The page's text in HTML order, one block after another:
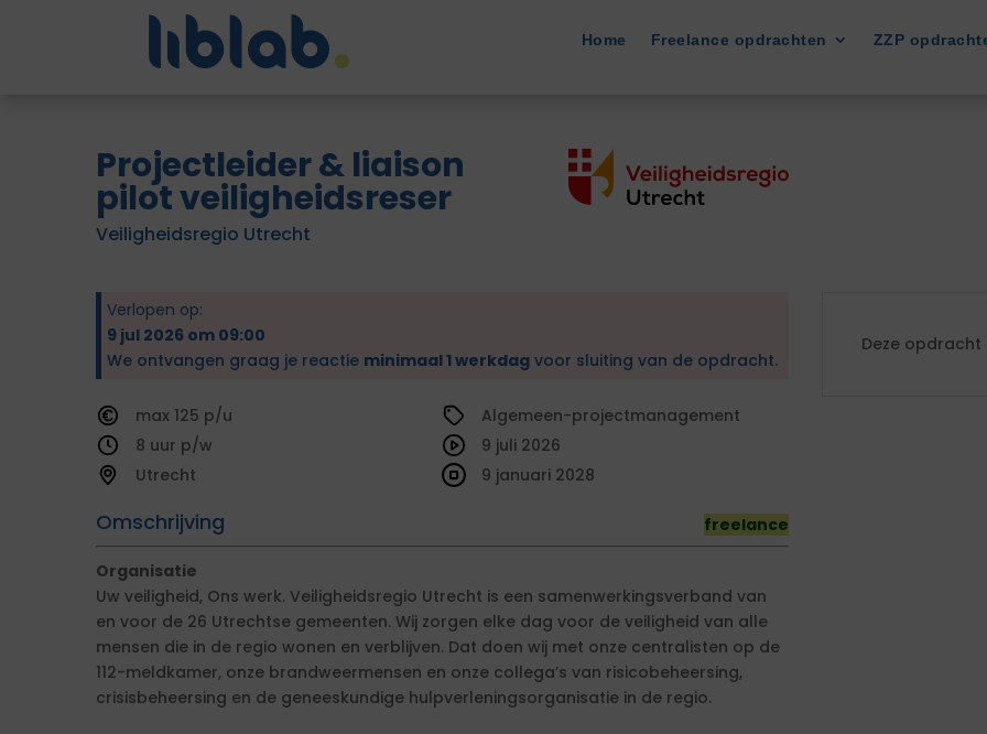
Home Freelance opdrachten ZZP
Projectleider & liaison
pilot veiligheidsreser
Veiligheidsregio Utrecht
Verlopen op:
9 jul 2026 om 09:00
We ontvangen graag je reactie minimaal 1 werkdag voor sluiting van de opdracht.
125
8
Utrecht
Algemeen-projectmanagement
Omschrijving freelance
9 juli 2026
9 januari 2028
Organisatie
Uw veiligheid, Ons werk. Veiligheidsregio Utrecht is een samenwerkingsverband van
en voor de 26 Utrechtse gemeenten. Wij zorgen elke dag voor de veiligheid van alle
mensen die in de regio wonen en verblijven. Dat doen wij met onze centralisten op de
112-meldkamer, onze brandweermensen en onze collega’s van risicobeheersing,
crisisbeheersing en de geneeskundige hulpverleningsorganisatie in de regio.
Deze opdracht